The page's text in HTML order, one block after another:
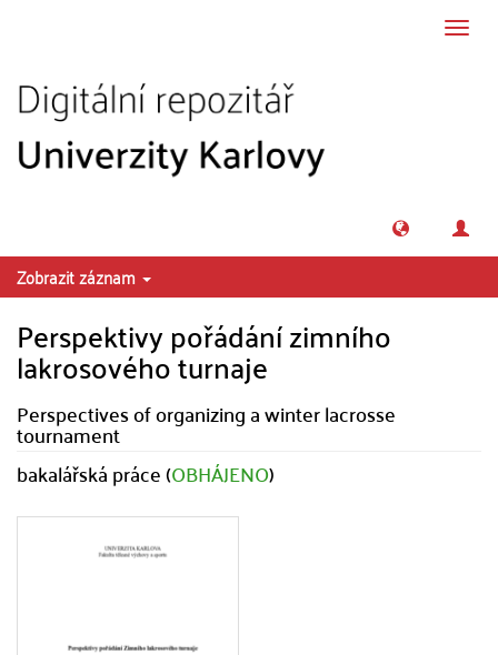
Zobrazit záznam
Perspektivy pořádání zimního
lakrosového turnaje
Perspectives of organizing a winter lacrosse
tournament
bakalářská práce (OBHÁJENO)